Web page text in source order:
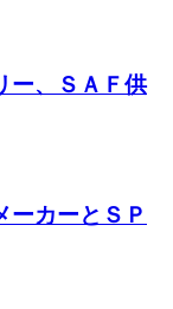
ー、ＳＡＦ供
ーカーとＳＰ